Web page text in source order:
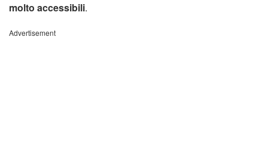
molto accessibili.
Advertisement